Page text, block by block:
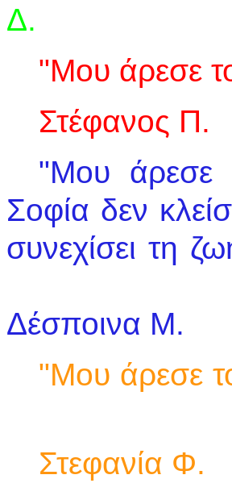
Δ.
"Μου άρεσε
Στέφανος Π.
"Μου άρεσε
Σοφία δεν
Δέσποινα Μ.
"Μου
Στεφανία Φ.